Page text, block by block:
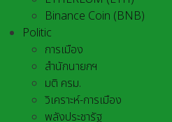
Binance Coin (BNB)
Politic
การเมือง
สำนักนายกฯ
มติ ครม.
วิเคราะห์-การเมือง
พลังประชารัฐ